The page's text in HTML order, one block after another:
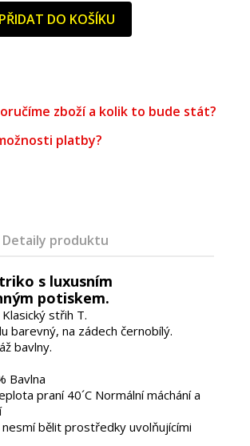
PŘIDAT DO KOŠÍKU
zboží a kolik to bude stát?
platby?
Detaily produktu
s luxusním
potiskem.
střih T.
barevný, na zádech černobílý.
bavlny.
Bavlna
praní 40´C Normální máchání a
bělit prostředky uvolňujícími